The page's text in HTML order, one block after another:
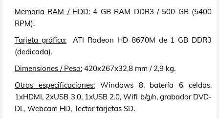
Memoria RAM / HDD: 4 GB RAM DDR3 / 500 GB (5400
RPM).
Tarjeta gráfica:ATI Radeon HD 8670M de 1 GB DDR3
(dedicada).
Dimensiones / Peso: 420x267x32,8 mm / 2,9 kg.
Otras especificaciones:Windows 8, batería 6 celdas,
1xHDMI, 2xUSB 3.0, 1xUSB 2.0, Wifi b/g/n, grabador DVD-
DL, Webcam HD, lector tarjetas SD.